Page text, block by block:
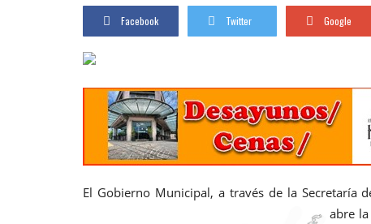
Facebook Twitter Google
El Gobierno Municipal, a través de la Secretaría
abre